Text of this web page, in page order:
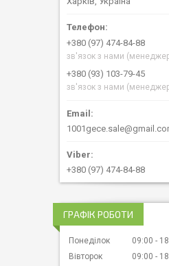
+380 (97) 474-84-88
зв'язок з нами
+380 (93) 103-79-45
зв'язок з нами
+380 (97) 474-84-88
ГРАФІК РОБОТИ
Понеділок 09:00
Вівторок
09:00